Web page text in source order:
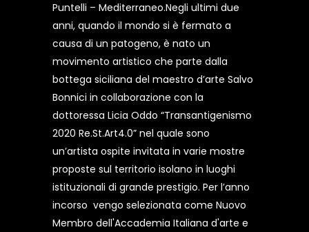
Puntelli – Mediterraneo.Negli ultimi due
anni, quando il mondo si è fermato a
causa di un patogeno, è nato un
movimento artistico che parte dalla
bottega siciliana del maestro d’arte Salvo
Bonnici in collaborazione con la
dottoressa Licia Oddo “Transantigenismo
2020 Re.St.Art4.0” nel quale sono
un’artista ospite invitata in varie mostre
proposte sul territorio isolano in luoghi
istituzionali di grande prestigio. Per l’anno
incorso vengo selezionata come Nuovo
Membro dell'Accademia Italiana d'arte e